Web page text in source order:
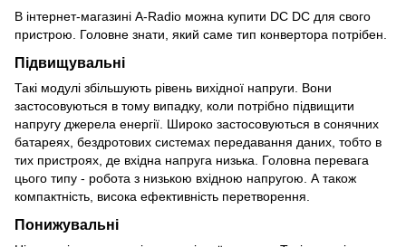
В інтернет-магазині A-Radio можна купити DC DC для свого
пристрою. Головне знати, який саме тип конвертора потрібен.
Підвищувальні
Такі модулі збільшують рівень вихідної напруги. Вони
застосовуються в тому випадку, коли потрібно підвищити
напругу джерела енергії. Широко застосовуються в сонячних
батареях, бездротових системах передавання даних, тобто в
тих пристроях, де вхідна напруга низька. Головна перевага
цього типу - робота з низькою вхідною напругою. А також
компактність, висока ефективність перетворення.
Понижувальні